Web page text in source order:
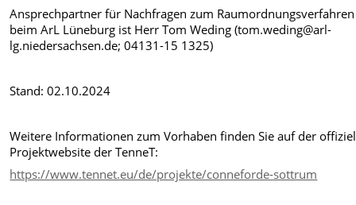
Ansprechpartner für Nachfragen zum Raumordnungsverfahren
beim ArL Lüneburg ist Herr Tom Weding (tom.weding@arl-
lg.niedersachsen.de; 04131-15 1325)
Stand: 02.10.2024
Weitere Informationen zum Vorhaben finden Sie auf der
Projektwebsite der TenneT:
https://www.tennet.eu/de/projekte/conneforde-sottrum